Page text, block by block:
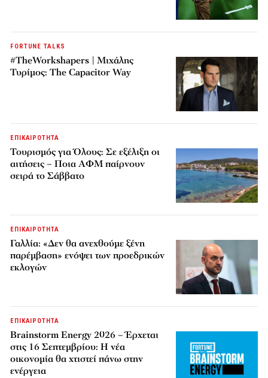
FORTUNE TALKS
#TheWorkshapers | Μιχάλης
Τυρίμος: The Capacitor Way
ΕΠΙΚΑΙΡΟΤΗΤΑ
Τουρισμός για Όλους: Σε εξέλιξη οι
αιτήσεις – Ποια ΑΦΜ παίρνουν
σειρά το Σάββατο
ΕΠΙΚΑΙΡΟΤΗΤΑ
Γαλλία: «Δεν θα ανεχθούμε ξένη
παρέμβαση» ενόψει των προεδρικών
εκλογών
ΕΠΙΚΑΙΡΟΤΗΤΑ
Brainstorm Energy 2026 – Έρχεται
στις 16 Σεπτεμβρίου: Η νέα
οικονομία θα χτιστεί πάνω στην
ενέργεια